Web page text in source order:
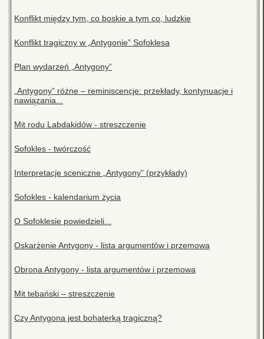
Konflikt między tym, co boskie a tym co, ludzkie
Konflikt tragiczny w „Antygonie” Sofoklesa
Plan wydarzeń „Antygony”
„Antygony” różne – reminiscencje: przekłady, kontynuacje i
nawiązania...
Mit rodu Labdakidów - streszczenie
Sofokles - twórczość
Interpretacje sceniczne „Antygony” (przykłady)
Sofokles - kalendarium życia
O Sofoklesie powiedzieli...
Oskarżenie Antygony - lista argumentów i przemowa
Obrona Antygony - lista argumentów i przemowa
Mit tebański – streszczenie
Czy Antygona jest bohaterką tragiczną?